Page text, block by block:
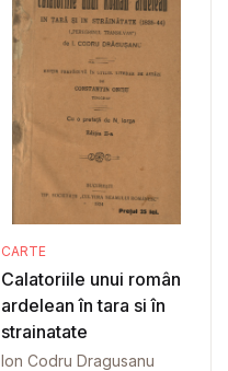
CARTE
Calatoriile unui român
ardelean în tara si în
strainatate
Ion Codru Dragusanu